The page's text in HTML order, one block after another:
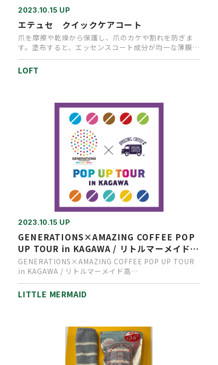
2023.10.15 UP
エテュセ クイックケアコート
爪を摩擦や乾燥から保護し、爪のカケや割れを防ぎま
す。塗布すると、エッセンスコート成分が均一な薄膜を
LOFT
2023.10.15 UP
GENERATIONS×AMAZING COFFEE POP
UP TOUR in KAGAWA / リトルマーメイド高
松店にて開催決定！
GENERATIONS×AMAZING COFFEE POP UP TOUR
in KAGAWA / リトルマーメイド高…
LITTLE MERMAID